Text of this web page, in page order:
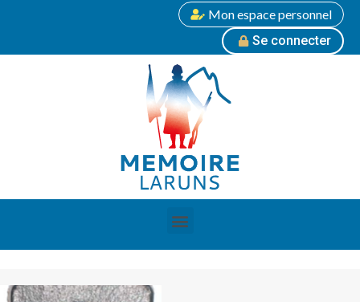
Mon espace personnel
Se connecter